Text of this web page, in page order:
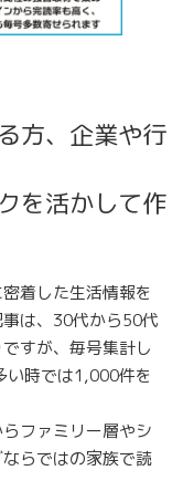
方、企業や行
を活かして作
着した生活情報を
は、30代から50代
すが、毎号集計し
い時では1,000件を
ファミリー層やシ
らではの家族で読